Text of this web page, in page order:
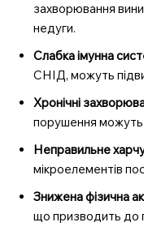
захворювання
недуги.
Слабка імунна
СНІД, можуть
Хронічні
порушення можуть
Неправильне
мікроелементів
Знижена фізична
що призводить до